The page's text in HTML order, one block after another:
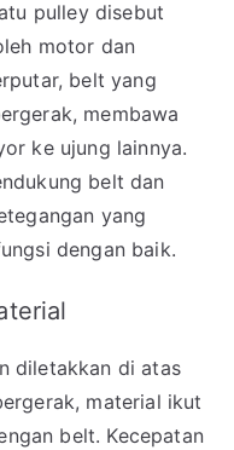
pulley disebut
motor dan
belt yang
membawa
ke ujung lainnya.
belt dan
yang
dengan baik.
diletakkan di atas
material ikut
belt. Kecepatan